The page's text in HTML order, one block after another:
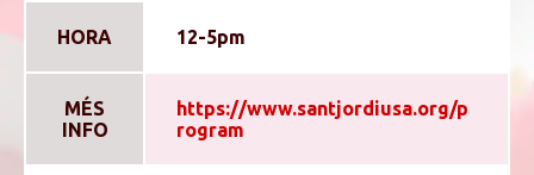
HORA 12-5pm
MÉS
INFO
https://www.santjordiusa.org/p
rogram